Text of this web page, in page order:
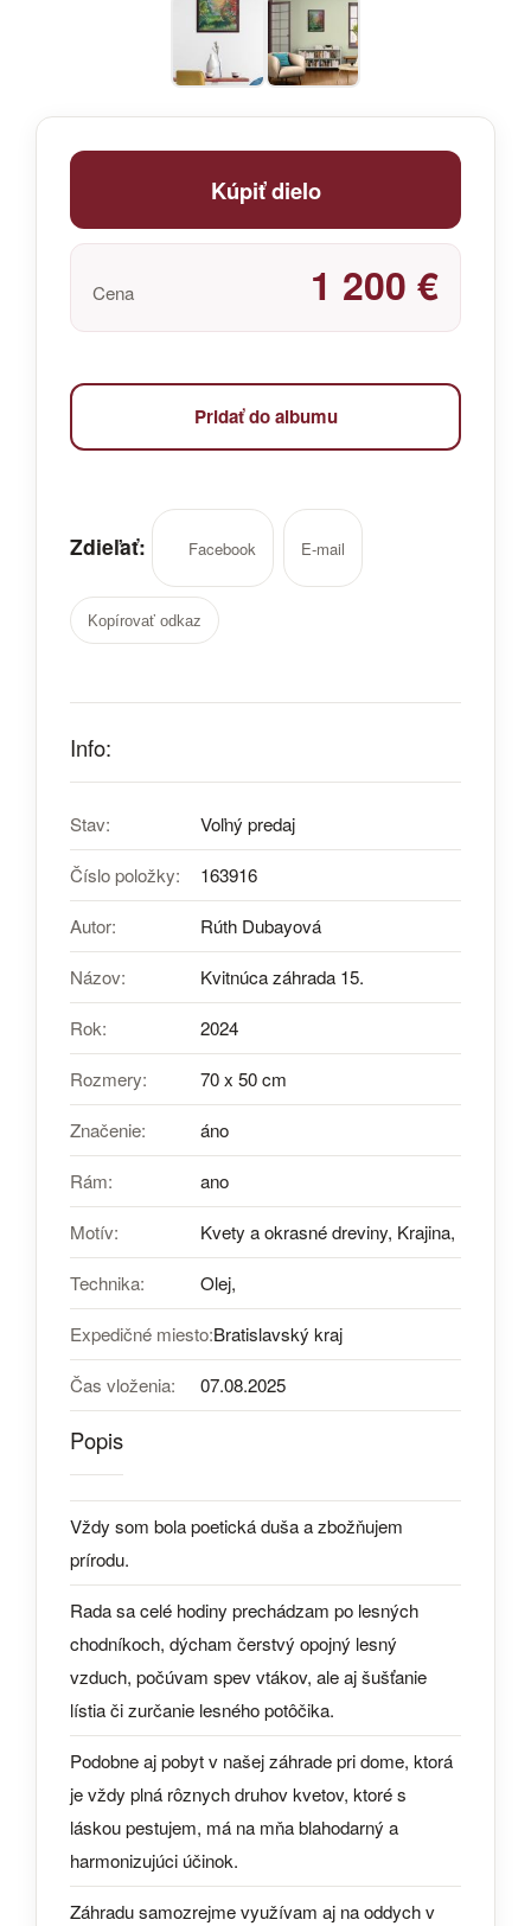
Kúpiť dielo
Cena 1 200 €
Pridať do albumu
Zdieľať: Facebook E-mail
Kopírovať odkaz
Info:
Stav: Voľný predaj
Číslo položky: 163916
Autor: Rúth Dubayová
Názov: Kvitnúca záhrada 15.
Rok: 2024
Rozmery: 70 x 50 cm
Značenie: áno
Rám: ano
Motív: Kvety a okrasné dreviny, Krajina,
Technika: Olej,
Expedičné miesto:Bratislavský kraj
Čas vloženia: 07.08.2025
Popis
Vždy som bola poetická duša a zbožňujem
prírodu.
Rada sa celé hodiny prechádzam po lesných
chodníkoch, dýcham čerstvý opojný lesný
vzduch, počúvam spev vtákov, ale aj šušťanie
lístia či zurčanie lesného potôčika.
Podobne aj pobyt v našej záhrade pri dome, ktorá
je vždy plná rôznych druhov kvetov, ktoré s
láskou pestujem, má na mňa blahodarný a
harmonizujúci účinok.
Záhradu samozrejme využívam aj na oddych v